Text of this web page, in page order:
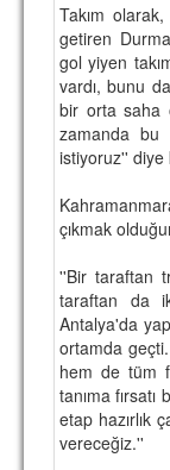
MARŞ &
KULÜP
AMBLEM
TARİHÇE
Takım
getiren
gol yiyen
vardı, bunu
bir orta saha
zamanda bu
istiyoruz'' diye
çıkmak
''Bir taraftan
taraftan da
Antalya'da
ortamda geçti.
hem de tüm
tanıma
etap hazırlık
vereceğiz.''